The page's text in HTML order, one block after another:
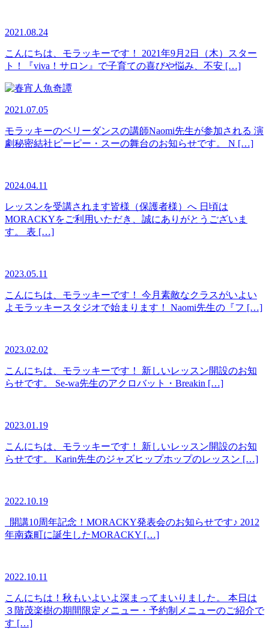
2021.08.24
こんにちは、モラッキーです！ 2021年9月2日（木）スター
ト！『viva！サロン』で子育ての喜びや悩み、不安 […]
2021.07.05
モラッキーのベリーダンスの講師Naomi先生が参加される 演
劇秘密結社ピーピー・スーの舞台のお知らせです。 N […]
2024.04.11
レッスンを受講されます皆様（保護者様）へ 日頃は
MORACKYをご利用いただき、誠にありがとうございま
す。 表 […]
2023.05.11
こんにちは、モラッキーです！ 今月素敵なクラスがいよい
よモラッキースタジオで始まります！ Naomi先生の『フ […]
2023.02.02
こんにちは、モラッキーです！ 新しいレッスン開設のお知
らせです。 Se-wa先生のアクロバット・Breakin […]
2023.01.19
こんにちは、モラッキーです！ 新しいレッスン開設のお知
らせです。 Karin先生のジャズヒップホップのレッスン […]
2022.10.19
開講10周年記念！MORACKY発表会のお知らせです♪ 2012
年南森町に誕生したMORACKY […]
2022.10.11
こんにちは！秋もいよいよ深まってまいりました。 本日は
３階茂楽樹の期間限定メニュー・予約制メニューのご紹介で
す […]